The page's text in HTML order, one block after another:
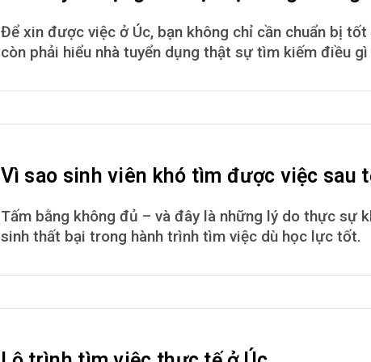
Để xin được việc ở Úc, bạn không chỉ cần chuẩn bị tốt
còn phải hiểu nhà tuyển dụng thật sự tìm kiếm điều
Vì sao sinh viên khó tìm được việc sau
Tấm bằng không đủ – và đây là những lý do thực sự
sinh thất bại trong hành trình tìm việc dù học lực tốt.